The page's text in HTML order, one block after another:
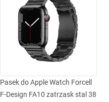
Pasek do Apple Watch Forcell
F-Design FA10 zatrzask stal 38